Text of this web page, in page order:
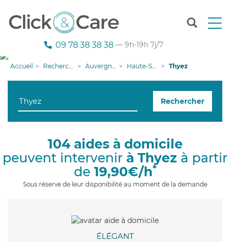
T
n
g
i
09 78 38 38 38 — 9h-19h 7j/7
Accueil Recherche aide à domicile Auvergne-Rhône-Alpes Haute-Savoie Thyez
Rechercher
104 aides à domicile
peuvent intervenir à Thyez à partir
de 19,90€/h*
Sous réserve de leur disponibilité au moment de la demande
ÉLÉGANT